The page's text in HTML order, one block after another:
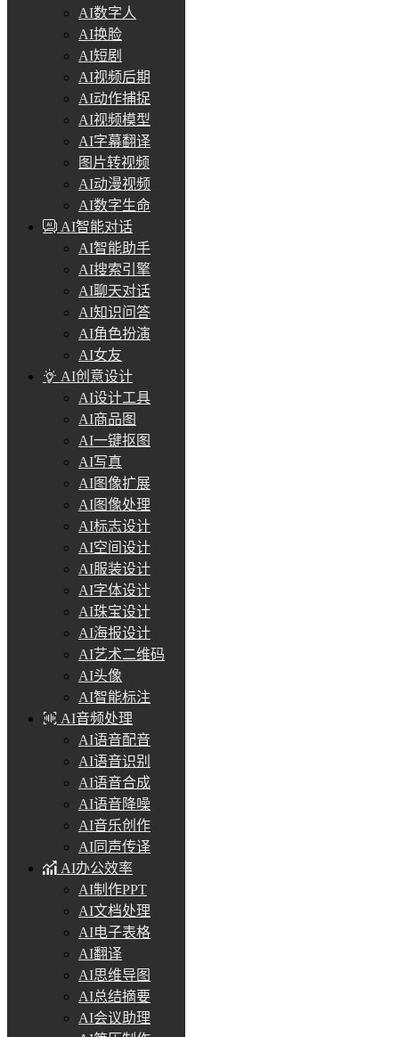
AI数字人
AI换脸
AI短剧
AI视频后期
AI动作捕捉
AI视频模型
AI字幕翻译
图片转视频
AI动漫视频
AI数字生命
AI智能对话
AI智能助手
AI搜索引擎
AI聊天对话
AI知识问答
AI角色扮演
AI女友
AI创意设计
AI设计工具
AI商品图
AI一键抠图
AI写真
AI图像扩展
AI图像处理
AI标志设计
AI空间设计
AI服装设计
AI字体设计
AI珠宝设计
AI海报设计
AI艺术二维码
AI头像
AI智能标注
AI音频处理
AI语音配音
AI语音识别
AI语音合成
AI语音降噪
AI音乐创作
AI同声传译
AI办公效率
AI制作PPT
AI文档处理
AI电子表格
AI翻译
AI思维导图
AI总结摘要
AI会议助理